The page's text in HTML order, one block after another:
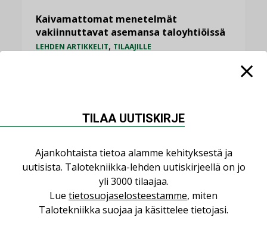
Kaivamattomat menetelmät
vakiinnuttavat asemansa taloyhtiöissä
LEHDEN ARTIKKELIT, TILAAJILLE
NÄKÖKULMIA
Puheista tekoihin – uusin teknologia
käyttöön kiinteistöissä
KOLUMNI
TILAA UUTISKIRJE
Ajankohtaista tietoa alamme kehityksestä ja
uutisista. Talotekniikka-lehden uutiskirjeellä on jo
yli 3000 tilaajaa.
Lue tietosuojaselosteestamme, miten
Talotekniikka suojaa ja käsittelee tietojasi.